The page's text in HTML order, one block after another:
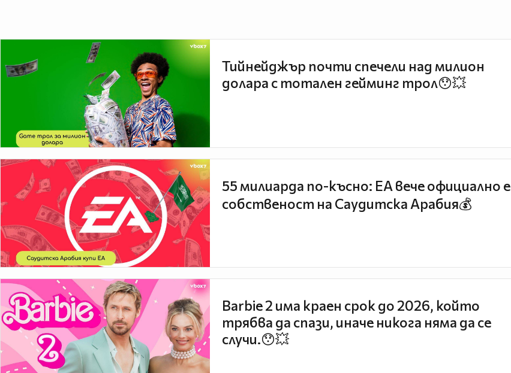
Тийнейджър почти спечели над милион
долара с тотален гейминг трол😯💥
55 милиарда по-късно: EA вече официално е
собственост на Саудитска Арабия💰
Barbie 2 има краен срок до 2026, който
трябва да спази, иначе никога няма да се
случи.😯💥